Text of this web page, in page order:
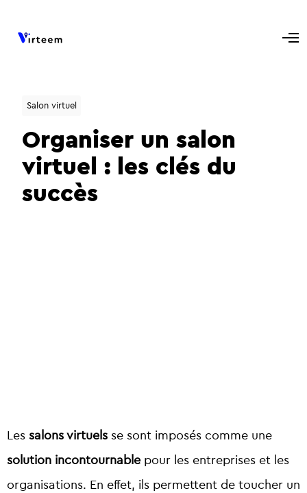
Salon virtuel
Organiser un salon
virtuel : les clés du
succès
Les salons virtuels se sont imposés comme une
solution incontournable pour les entreprises et les
organisations. En effet, ils permettent de toucher un